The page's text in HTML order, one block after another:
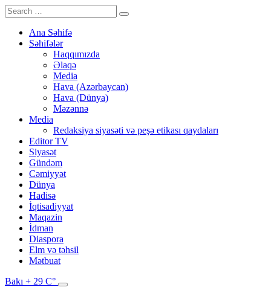
Ana Səhifə
Səhifələr
Haqqımızda
Əlaqə
Media
Hava (Azərbaycan)
Hava (Dünya)
Məzənnə
Media
Redaksiya siyasəti və peşə etikası qaydaları
Editor TV
Siyasət
Gündəm
Cəmiyyət
Dünya
Hadisə
İqtisadiyyat
Maqazin
İdman
Diaspora
Elm və təhsil
Mətbuat
Bakı + 29 C°